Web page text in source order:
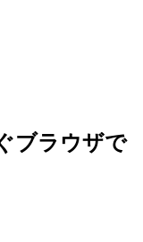
ブラウザで